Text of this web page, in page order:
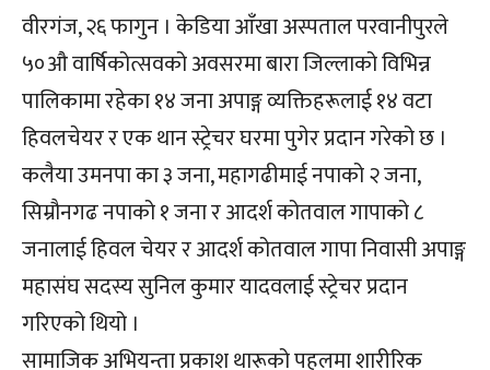
वीरगंज, २६ फागुन । केडिया आँखा अस्पताल परवानीपुरले
५०औ वार्षिकोत्सवको अवसरमा बारा जिल्लाको विभिन्न
पालिकामा रहेका १४ जना अपाङ्ग व्यक्तिहरूलाई १४ वटा
हिवलचेयर र एक थान स्ट्रेचर घरमा पुगेर प्रदान गरेको छ ।
कलैया उमनपा का ३ जना, महागढीमाई नपाको २ जना,
सिम्रौनगढ नपाको १ जना र आदर्श कोतवाल गापाको ८
जनालाई हिवल चेयर र आदर्श कोतवाल गापा निवासी अपाङ्ग
महासंघ सदस्य सुनिल कुमार यादवलाई स्ट्रेचर प्रदान
गरिएको थियो ।
सामाजिक अभियन्ता प्रकाश थारूको पहलमा शारीरिक